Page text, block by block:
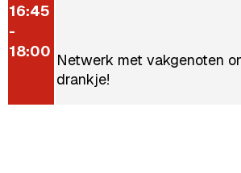
16:45
-
18:00 Netwerk met vakgenoten
drankje!